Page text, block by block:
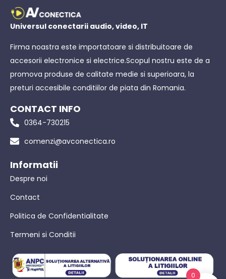
Universul conectarii audio, video, IT
Firma noastra este importatoare si distribuitoare de
accesorii electronice si electrice.Scopul nostru este de a
promova produse de calitate medie si superioara, la
preturi accesibile conditiilor de piata din Romania.
CONTACT INFO
0364-730215
comenzi@avconectica.ro
Informatii
Despre noi
Contact
Politica de Confidentialitate
Termeni si Conditii
0